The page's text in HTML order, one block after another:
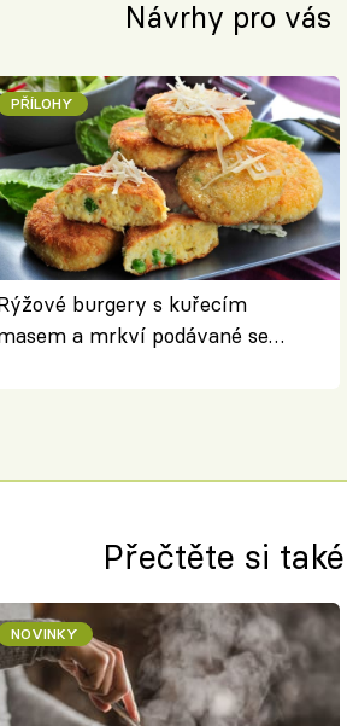
Návrhy pro vás
PŘÍLOHY
burgery s kuřecím
a mrkví podávané se
Přečtěte si také
NOVINKY